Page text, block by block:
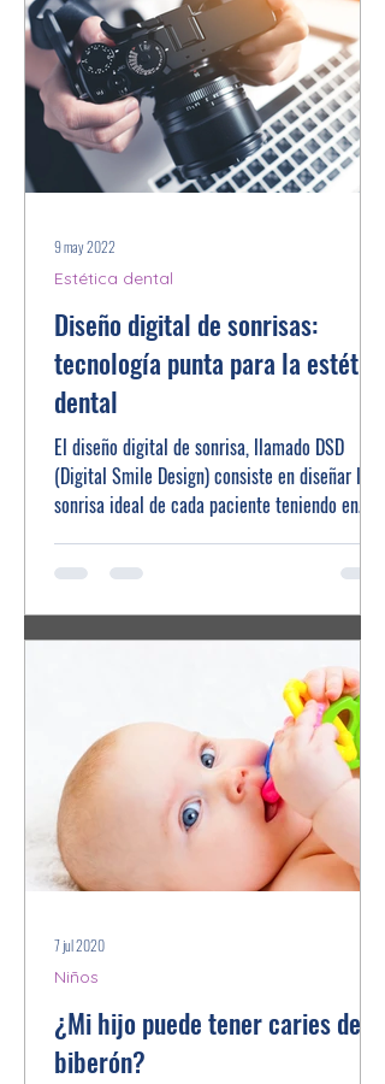
Diseño digital de sonrisas:
tecnología punta para la estética
dental
El diseño digital de sonrisa, llamado DSD
(Digital Smile Design) consiste en diseñar la
sonrisa ideal de cada paciente teniendo en
Estética dental
9 may 2022
¿Mi hijo puede tener caries del
biberón?
Niños
7 jul 2020